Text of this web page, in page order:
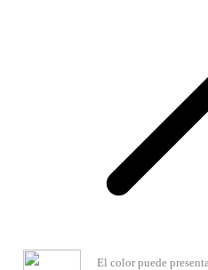
El color puede